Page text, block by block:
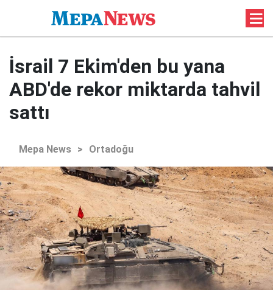
İsrail 7 Ekim'den bu yana
ABD'de rekor miktarda tahvil
sattı
Mepa News > Ortadoğu